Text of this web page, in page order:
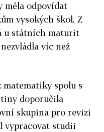
měla odpovídat
vysokých škol. Z
u státních maturit
víc než
matematiky spolu s
doporučila
skupina pro revizi
vypracovat studii